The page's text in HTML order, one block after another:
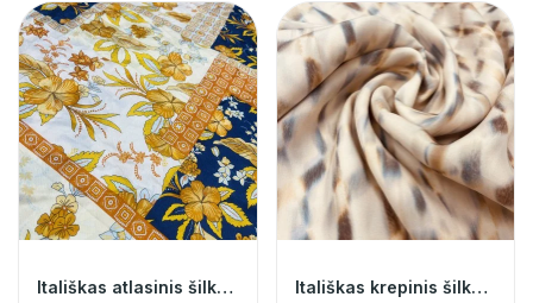
Itališkas atlasinis šilkas (likutis 0,8m) Itališkas krepinis šilkas (likutis 1,7m)